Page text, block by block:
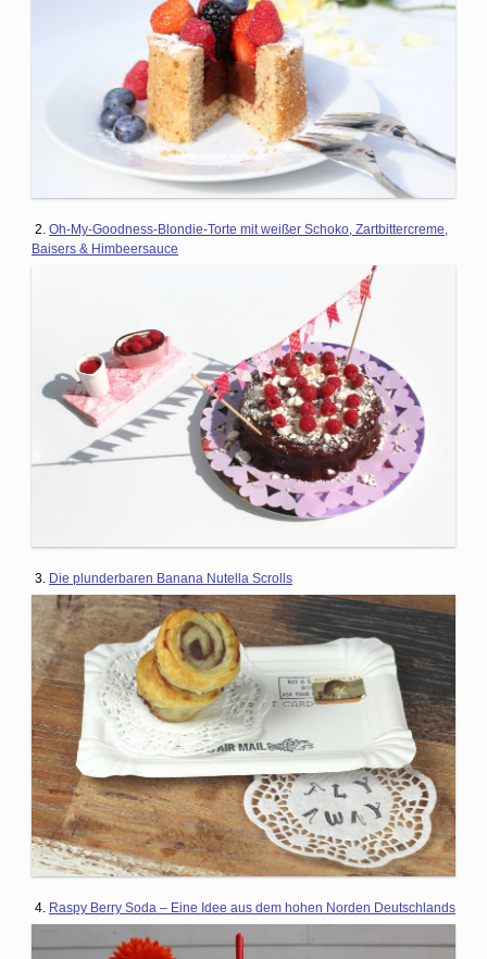
2. Oh-My-Goodness-Blondie-Torte mit weißer Schoko, Zartbittercreme,
Baisers & Himbeersauce
3. Die plunderbaren Banana Nutella Scrolls
4. Raspy Berry Soda – Eine Idee aus dem hohen Norden Deutschlands